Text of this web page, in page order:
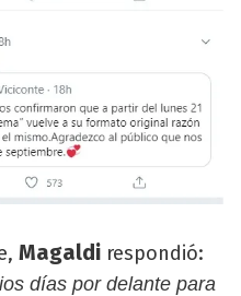
Magaldi respondió:
días por delante para